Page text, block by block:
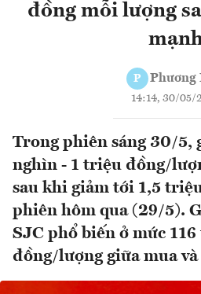
đồng mỗi lượng
P Phương
14:14, 30/05/
Trong phiên sáng 30/5,
nghìn - 1 triệu đồng/
sau khi giảm tới 1,5
phiên hôm qua (29/5).
SJC phổ biến ở mức
đồng/lượng giữa mua và